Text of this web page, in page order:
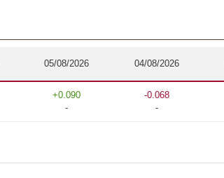
05/08/2026 04/08/2026
+0.090
-
-0.068
-